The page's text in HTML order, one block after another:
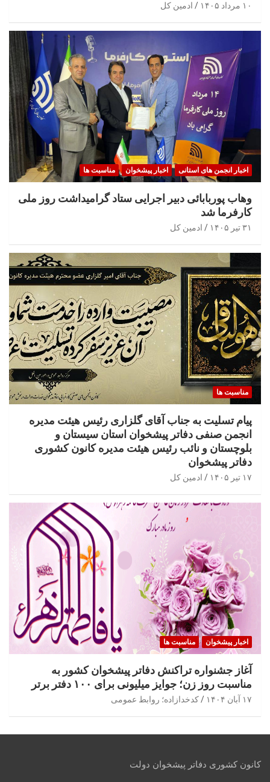
۱۰ مرداد ۱۴۰۵ ادمین کل
اخبار انجمن های استانی اخبار پیشخوان مناسبت ها
وهاب پوربابائی دبیر اجرایی ستاد گرامیداشت روز ملی
کارفرما شد
۳۱ تیر ۱۴۰۵ ادمین کل
مناسبت ها
پیام تسلیت به جناب آقای گلزاری رئیس هیئت مدیره
انجمن صنفی دفاتر پیشخوان استان سیستان و
بلوچستان و نائب رئیس هیئت مدیره کانون کشوری
دفاتر پیشخوان
۱۷ تیر ۱۴۰۵ ادمین کل
اخبار پیشخوان مناسبت ها
آغاز جشنواره تراکنش دفاتر پیشخوان کشور به
مناسبت روز زن؛ جوایز میلیونی برای ۱۰۰ دفتر برتر
۱۷ آبان ۱۴۰۴ کدخدازاده؛ روابط عمومی
کانون کشوری دفاتر پیشخوان دولت